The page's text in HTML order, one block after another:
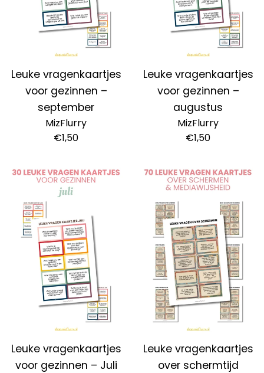
Leuke vragenkaartjes
voor gezinnen –
september
MizFlurry
Normale
€1,50
Leuke vragenkaartjes
voor gezinnen –
augustus
MizFlurry
Normale
€1,50
Leuke vragenkaartjes
voor gezinnen – Juli
Leuke vragenkaartjes
over schermtijd